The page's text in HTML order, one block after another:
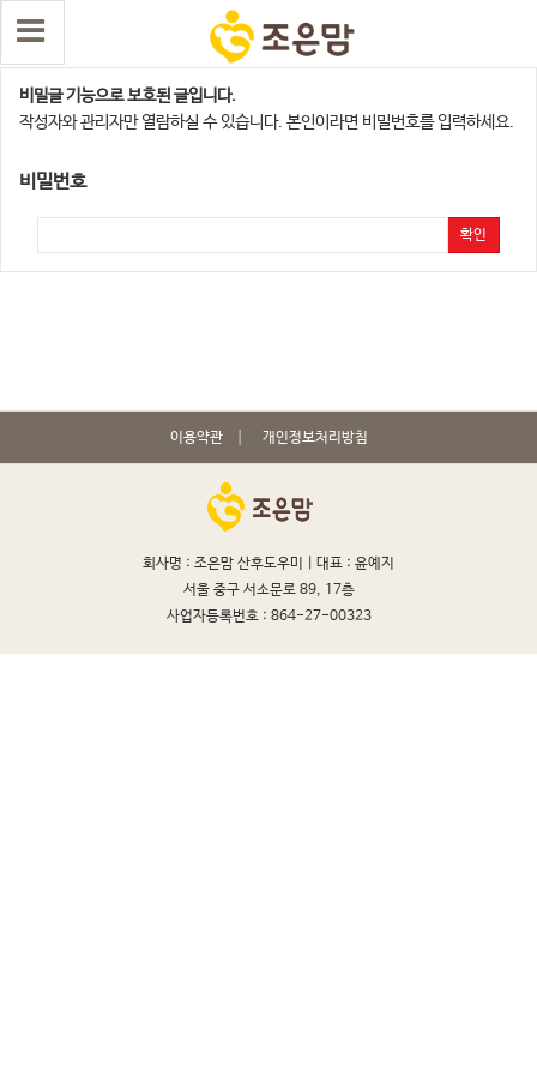
조은맘 포토 리뷰 이벤트
비밀글 기능으로 보호된 글입니다.
작성자와 관리자만 열람하실 수 있습니다. 본인이라면 비밀번호를 입력하세요.
비밀번호
확인
이용약관 개인정보처리방침
회사명 : 조은맘 산후도우미 | 대표 : 윤예지
서울 중구 서소문로 89, 17층
사업자등록번호 : 864-27-00323